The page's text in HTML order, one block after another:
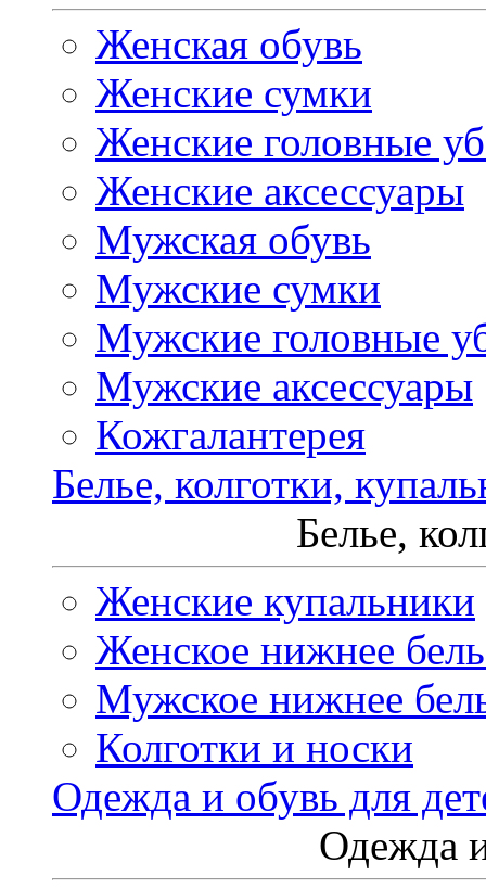
Женская обувь
Женские сумки
Женские головные
Женские аксессуары
Мужская обувь
Мужские сумки
Мужские головные
Мужские аксессуары
Кожгалантерея
Белье, колготки,
Белье,
Женские купальники
Женское нижнее
Мужское нижнее
Колготки и носки
Одежда и обувь для
Одежда